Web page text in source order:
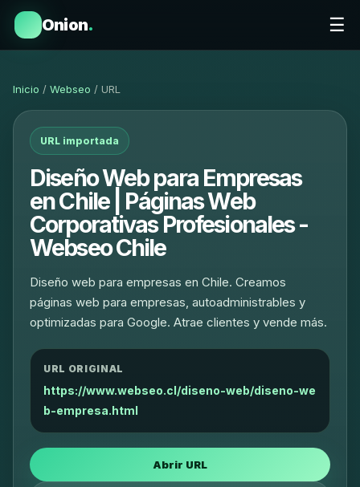
Onion. ☰
Inicio / Webseo / URL
URL importada
Diseño Web para Empresas
en Chile | Páginas Web
Corporativas Profesionales -
Webseo Chile
Diseño web para empresas en Chile. Creamos
páginas web para empresas, autoadministrables y
optimizadas para Google. Atrae clientes y vende más.
URL ORIGINAL
https://www.webseo.cl/diseno-web/diseno-we
b-empresa.html
Abrir URL